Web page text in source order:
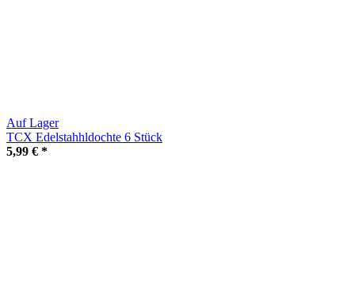
Auf Lager
TCX Edelstahhldochte 6 Stück
5,99 € *